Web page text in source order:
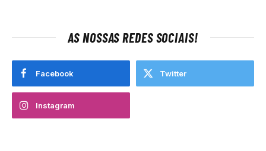
AS NOSSAS REDES SOCIAIS!
Facebook Twitter
Instagram